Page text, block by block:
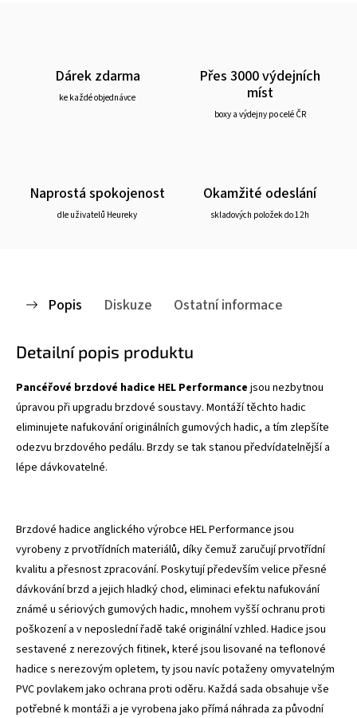
Dárek zdarma
ke každé objednávce
Přes 3000 výdejních
míst
boxy a výdejny po celé ČR
Naprostá spokojenost
dle uživatelů Heureky
Okamžité odeslání
skladových položek do 12h
Popis Diskuze Ostatní informace
Detailní popis produktu
Pancéřové brzdové hadice HEL Performance jsou nezbytnou
úpravou při upgradu brzdové soustavy. Montáží těchto hadic
eliminujete nafukování originálních gumových hadic, a tím zlepšíte
odezvu brzdového pedálu. Brzdy se tak stanou předvídatelnější a
lépe dávkovatelné.
Brzdové hadice anglického výrobce HEL Performance jsou
vyrobeny z prvotřídních materiálů, díky čemuž zaručují prvotřídní
kvalitu a přesnost zpracování. Poskytují především velice přesné
dávkování brzd a jejich hladký chod, eliminaci efektu nafukování
známé u sériových gumových hadic, mnohem vyšší ochranu proti
poškození a v neposlední řadě také originální vzhled. Hadice jsou
sestavené z nerezových fitinek, které jsou lisované na teflonové
hadice s nerezovým opletem, ty jsou navíc potaženy omyvatelným
PVC povlakem jako ochrana proti oděru. Každá sada obsahuje vše
potřebné k montáži a je vyrobena jako přímá náhrada za původní